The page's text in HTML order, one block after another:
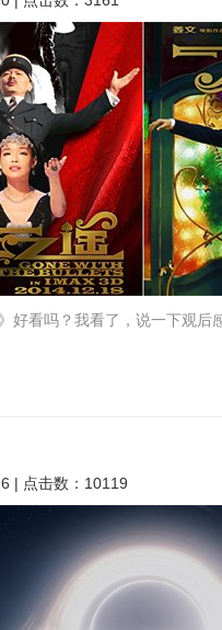
好看吗？我看了，说一下观后
| 点击数：10119